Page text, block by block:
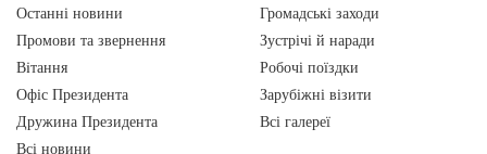
Останні новини
Промови та звернення
Вiтання
Офіс Президента
Дружина Президента
Всі новини
Громадські заходи
Зустрічі й наради
Робочі поїздки
Зарубіжні візити
Всі галереї